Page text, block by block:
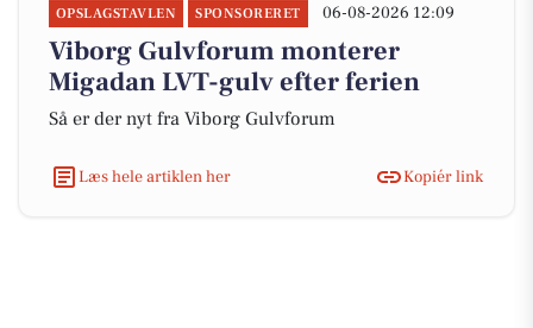
OPSLAGSTAVLEN SPONSORERET 06-08-2026 12:09
Viborg Gulvforum monterer
Migadan LVT-gulv efter ferien
Så er der nyt fra Viborg Gulvforum
Læs hele artiklen her Kopiér link